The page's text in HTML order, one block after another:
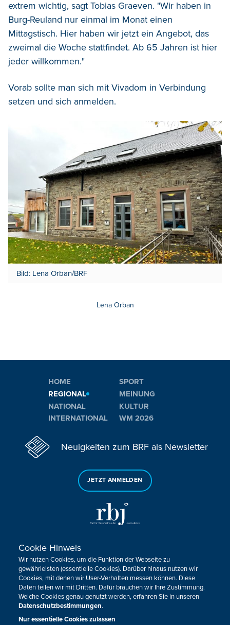
extrem wichtig, sagt Tobias Graeven. "Wir haben in
Burg-Reuland nur einmal im Monat einen
Mittagstisch. Hier haben wir jetzt ein Angebot, das
zweimal die Woche stattfindet. Ab 65 Jahren ist hier
jeder willkommen."
Vorab sollte man sich mit Vivadom in Verbindung
setzen und sich anmelden.
Bild: Lena Orban/BRF
Lena Orban
HOME
REGIONAL
NATIONAL
INTERNATIONAL
SPORT
MEINUNG
KULTUR
WM 2026
Neuigkeiten zum BRF als Newsletter
JETZT ANMELDEN
Sie haben noch Fragen oder Anmerkungen?
KONTAKTIEREN SIE UNS!
Impressum Datenschutz Kontakt
Barrierefreiheit
Cookie-Zustimmung anpassen
Design, Konzept & Programmierung:
Cookie Hinweis
Wir nutzen Cookies, um die Funktion der Webseite zu
gewährleisten (essentielle Cookies). Darüber hinaus nutzen wir
Cookies, mit denen wir User-Verhalten messen können. Diese
Daten teilen wir mit Dritten. Dafür brauchen wir Ihre Zustimmung.
Welche Cookies genau genutzt werden, erfahren Sie in unseren
Datenschutzbestimmungen.
Nur essentielle Cookies zulassen